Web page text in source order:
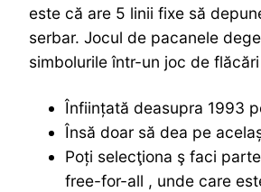
este că are 5 linii fixe să
serbar. Jocul de pacanele
simbolurile într-un joc de
Înființată deasupra 1993
Însă doar să dea pe
Poți selecţiona ş faci
free-for-all , unde care